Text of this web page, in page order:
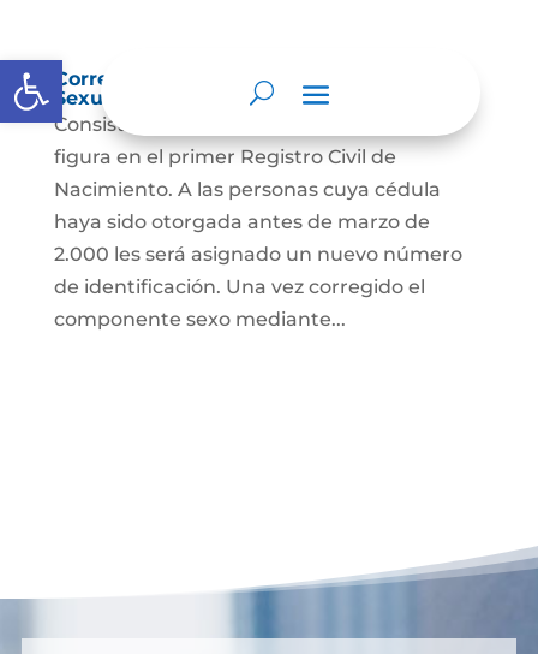
Abrir barra de herramientas
Corrección Componente de Identidad
Sexual en el Registro Civil de Nacimiento
Consiste en el cambio legal del sexo que
figura en el primer Registro Civil de
Nacimiento. A las personas cuya cédula
haya sido otorgada antes de marzo de
2.000 les será asignado un nuevo número
de identificación. Una vez corregido el
componente sexo mediante...